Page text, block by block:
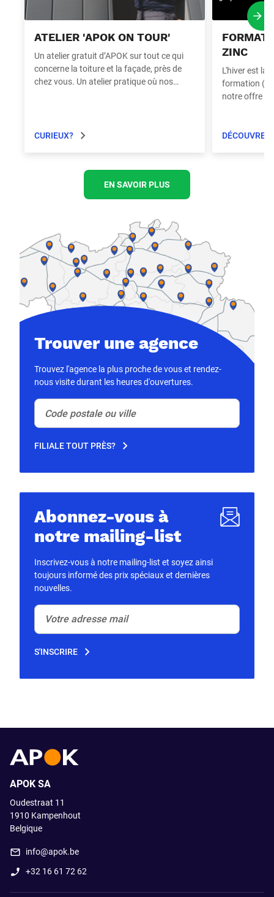
ATELIER 'APOK ON TOUR'
Un atelier gratuit d’APOK sur tout ce qui
concerne la toiture et la façade, près de
chez vous. Un atelier pratique où nos
CURIEUX?
ZINC
L'hiver est la
formation
notre offre et
EN SAVOIR PLUS
Trouver une agence
Trouvez l'agence la plus proche de vous et rendez-
nous visite durant les heures d'ouvertures.
FILIALE TOUT PRÈS?
Abonnez-vous à
notre mailing-list
Inscrivez-vous à notre mailing-list et soyez ainsi
toujours informé des prix spéciaux et dernières
nouvelles.
S'INSCRIRE
APOK SA
Oudestraat 11
1910 Kampenhout
Belgique
info@apok.be
+32 16 61 72 62